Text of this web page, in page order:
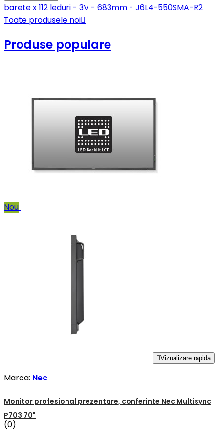
barete x 112 leduri - 3V - 683mm - J6L4-550SMA-R2
Toate produsele noi
Produse populare
Nou
Vizualizare rapida
Marca: Nec
Monitor profesional prezentare, conferinte Nec Multisync
P703 70"
(0)